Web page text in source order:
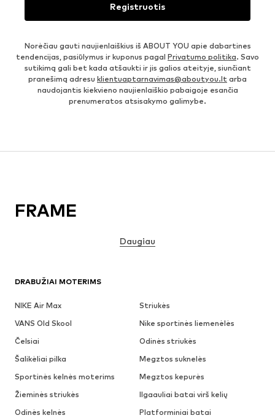
Registruotis
Norėčiau gauti naujienlaiškius iš ABOUT YOU apie dabartines
tendencijas, pasiūlymus ir kuponus pagal Privatumo politika. Savo
sutikimą gali bet kada atšaukti ir jis galios ateityje, siunčiant
pranešimą adresu klientuaptarnavimas@aboutyou.lt arba
naudojantis kiekvieno naujienlaiškio pabaigoje esančia
prenumeratos atsisakymo galimybe.
DRABUŽIAI MOTERIMS
NIKE Air Max
Striukės
VANS Old Skool
Nike sportinės liemenėlės
Čelsiai
Odinės striukės
Šalikėliai pilka
Megztos suknelės
Sportinės kelnės moterims
Megztos kepurės
Žieminės striukės
Ilgaauliai batai virš kelių
Odinės kelnės
Platforminiai batai
FRAME
Daugiau